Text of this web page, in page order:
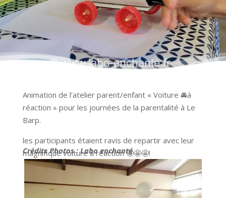
Animation de l’atelier parent/enfant « Voiture 🚘à
réaction » pour les journées de la parentalité à Le
Barp.
les participants étaient ravis de repartir avec leur
magnifique voiture à réaction 🤩🤩🤩!
Crédits Photos : Labo enchanté